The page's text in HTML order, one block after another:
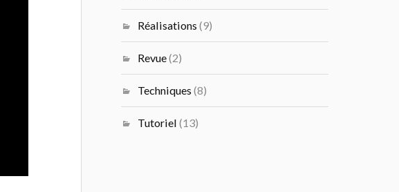
Réalisations (9)
Revue(2)
Techniques (8)
Tutoriel (13)